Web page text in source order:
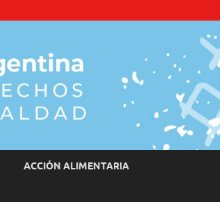
ACCIÓN ALIMENTARIA